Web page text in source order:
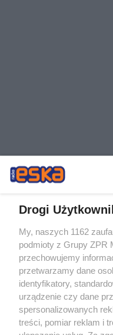
Żaden utwór zamieszczony
rozpowszechniany lub dalej
tym także elektroniczny lub
eksploatacji w jakiejkolwiek
Internecie bez pisemnej
wykorzystanie utworów w
tzn. bez właściwej zgody,
ścigane prawnie.
Drogi
My, naszych 1162
podmioty z Grupy ZPR
przechowujemy
przetwarzamy dane
identyfikatory,
urządzenie czy dane
spersonalizowanych
treści, pomiar reklam i